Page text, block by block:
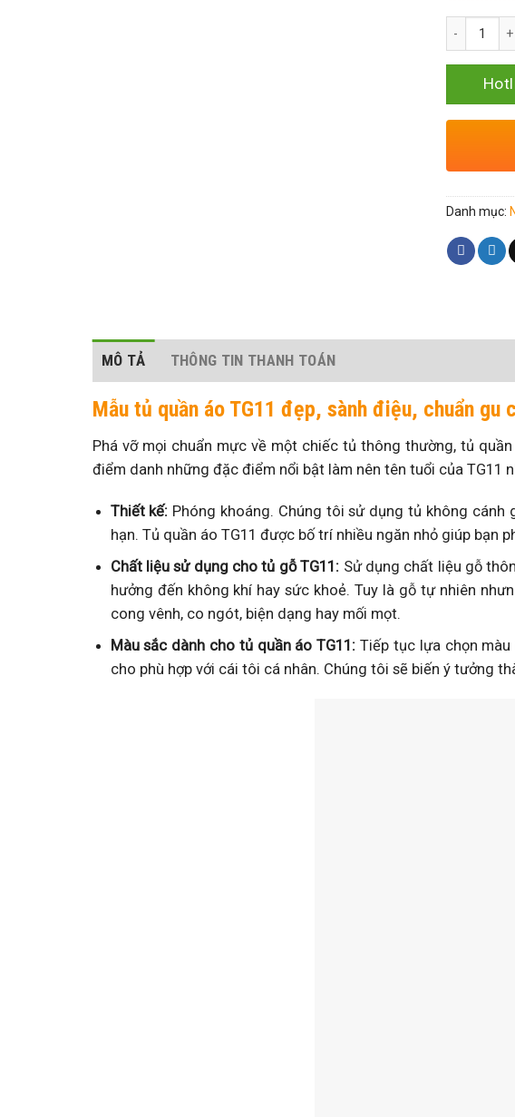
Số lượng
Danh mục:
MÔ TẢ THÔNG TIN THANH TOÁN
Mẫu tủ quần áo TG11 đẹp, sành điệu, chuẩn gu
Phá vỡ mọi chuẩn mực về một chiếc tủ thông thường, tủ
điểm danh những đặc điểm nổi bật làm nên tên tuổi của TG11
Thiết kế: Phóng khoáng. Chúng tôi sử dụng tủ không
hạn. Tủ quần áo TG11 được bố trí nhiều ngăn nhỏ giúp bạn
Chất liệu sử dụng cho tủ gỗ TG11: Sử dụng chất liệu gỗ
hưởng đến không khí hay sức khoẻ. Tuy là gỗ tự nhiên
cong vênh, co ngót, biện dạng hay mối mọt.
Màu sắc dành cho tủ quần áo TG11: Tiếp tục lựa chọn
cho phù hợp với cái tôi cá nhân. Chúng tôi sẽ biến ý tưởng